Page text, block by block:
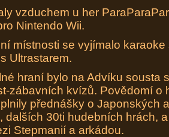
vzduchem u her
Nintendo Wii.
místnosti se vyjímalo karaoke
Ultrastarem.
hraní bylo na Advíku sousta
zábavních kvízů. Povědomí o
přednášky o Japonských
dalších 30ti hudebních hrách,
Stepmanií a arkádou.